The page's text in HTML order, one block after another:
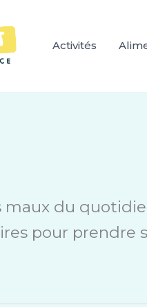
Activités
du
pour prendre